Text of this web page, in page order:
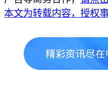
本文为转载内容，授权